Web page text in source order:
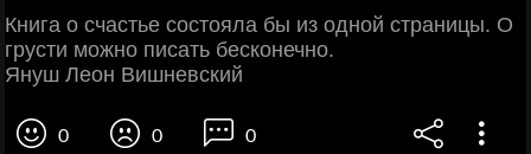
Книга о счастье состояла бы из одной страницы. О
грусти можно писать бесконечно.
Януш Леон Вишневский
0 0 0